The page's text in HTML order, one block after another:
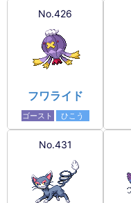
No.426
フワライド
ゴースト ひこう
No.431